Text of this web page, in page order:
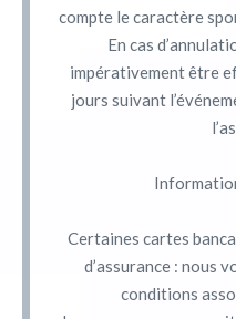
compte le caractère
En cas
impérativement être
jours suivant
Certaines cartes
d’assurance : nous
conditions